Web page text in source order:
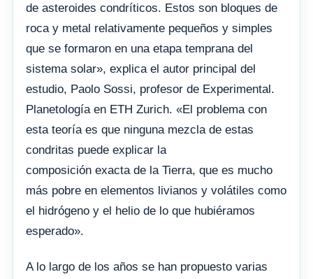
de asteroides condríticos. Estos son bloques de
roca y metal relativamente pequeños y simples
que se formaron en una etapa temprana del
sistema solar», explica el autor principal del
estudio, Paolo Sossi, profesor de Experimental.
Planetología en ETH Zurich. «El problema con
esta teoría es que ninguna mezcla de estas
condritas puede explicar la
composición exacta de la Tierra, que es mucho
más pobre en elementos livianos y volátiles como
el hidrógeno y el helio de lo que hubiéramos
esperado».
A lo largo de los años se han propuesto varias